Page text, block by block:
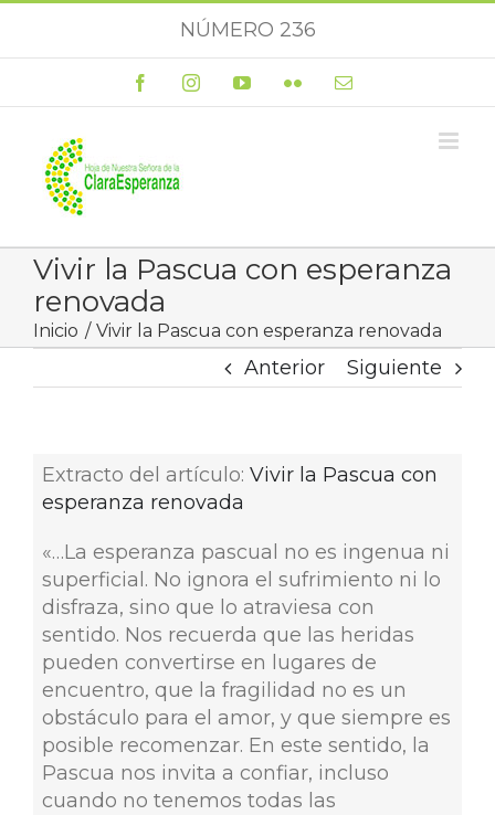
NÚMERO 236
FacebookInstagramYouTubeFlickr Correo
Vivir la Pascua con esperanza
renovada
Inicio Vivir la Pascua con esperanza renovada
Anterior Siguiente
Extracto del artículo: Vivir la Pascua con
esperanza renovada
«…La esperanza pascual no es ingenua ni
superficial. No ignora el sufrimiento ni lo
disfraza, sino que lo atraviesa con
sentido. Nos recuerda que las heridas
pueden convertirse en lugares de
encuentro, que la fragilidad no es un
obstáculo para el amor, y que siempre es
posible recomenzar. En este sentido, la
Pascua nos invita a confiar, incluso
cuando no tenemos todas las